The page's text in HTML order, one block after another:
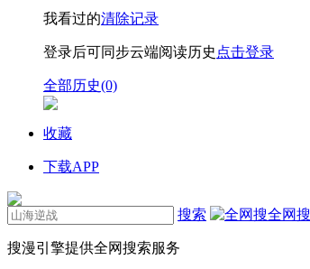
我看过的清除记录
登录后可同步云端阅读历史 点击登录
全部历史(0)
收藏
下载APP
搜索 全网搜
搜漫引擎提供全网搜索服务